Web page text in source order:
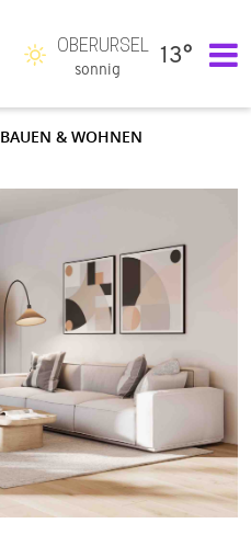
OBERURSEL
sonnig
13°
BAUEN & WOHNEN